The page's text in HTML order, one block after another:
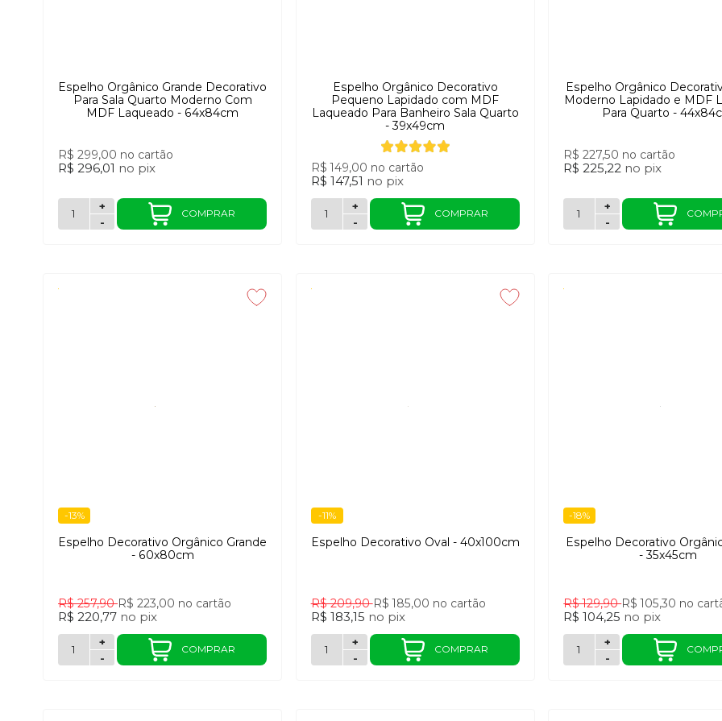
Espelho Orgânico Grande Decorativo
Para Sala Quarto Moderno Com
MDF Laqueado - 64x84cm
R$ 299,00 no cartão
R$ 296,01 no pix
-
+
COMPRAR
Espelho Orgânico Decorativo
Pequeno Lapidado com MDF
Laqueado Para Banheiro Sala Quarto
- 39x49cm
R$ 149,00 no cartão
R$ 147,51 no pix
-
+
COMPRAR
Espelho Orgânico
Moderno Lapidado e MDF
Para Quarto -
R$ 227,50 no cartão
R$ 225,22 no pix
-
+
-13%
Espelho Decorativo Orgânico Grande
- 60x80cm
R$ 257,90R$ 223,00 no cartão
R$ 220,77 no pix
-
+
COMPRAR
-11%
Espelho Decorativo Oval - 40x100cm
R$ 209,90R$ 185,00 no cartão
R$ 183,15 no pix
-
+
COMPRAR
-18%
Espelho Decorativo
- 35x45cm
R$ 129,90R$ 105,30 no
R$ 104,25 no pix
-
+